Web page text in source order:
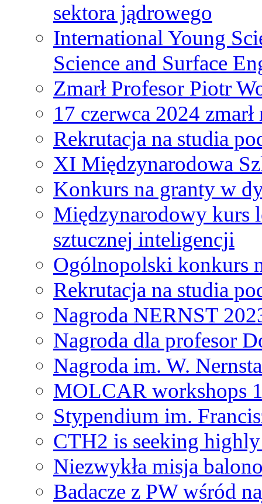
sektora jądrowego
International Young
Science and Surface
Zmarł Profesor Piotr
17 czerwca 2024
Rekrutacja na studia
XI Międzynarodowa
Konkurs na granty w
Międzynarodowy kurs
sztucznej inteligencji
Ogólnopolski konkurs
Rekrutacja na studia
Nagroda NERNST
Nagroda dla profesor
Nagroda im. W.
MOLCAR workshops
Stypendium im.
CTH2 is seeking
Niezwykła misja
Badacze z PW wśród